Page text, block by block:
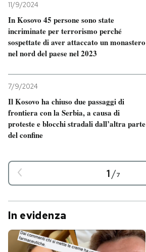
11/9/2024
In Kosovo 45 persone sono state
incriminate per terrorismo perché
sospettate di aver attaccato un monastero
nel nord del paese nel 2023
7/9/2024
Il Kosovo ha chiuso due passaggi di
frontiera con la Serbia, a causa di
proteste e blocchi stradali dall’altra parte
del confine
1/7
In evidenza